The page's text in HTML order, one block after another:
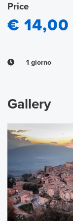
Price
€ 14,00
1 giorno
Gallery